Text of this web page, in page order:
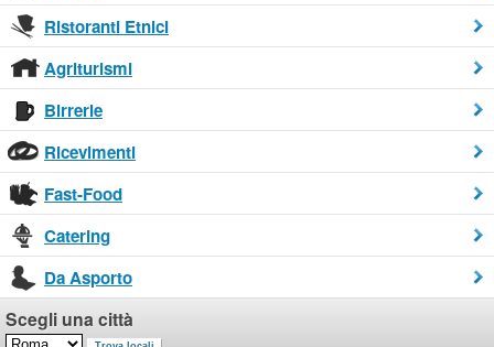
Ristoranti Etnici
Agriturismi
Birrerie
Ricevimenti
Fast-Food
Catering
Da Asporto
Scegli una città